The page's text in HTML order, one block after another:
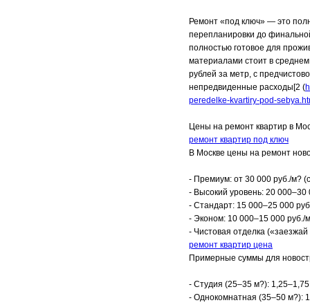
Ремонт «под ключ» — это
перепланировки до
полностью готовое для
материалами стоит в
рублей за метр, с
непредвиденные расходы[2 (
peredelke-kvartiry-pod-
Цены на ремонт квартир в
ремонт квартир под ключ
В Москве цены на ремонт
- Премиум: от 30 000 руб./м?
- Высокий уровень: 20 000–30
- Стандарт: 15 000–25 000
- Эконом: 10 000–15 000 руб./
- Чистовая отделка
ремонт квартир цена
Примерные суммы для
- Студия (25–35 м?):
- Однокомнатная (35–50 м?):